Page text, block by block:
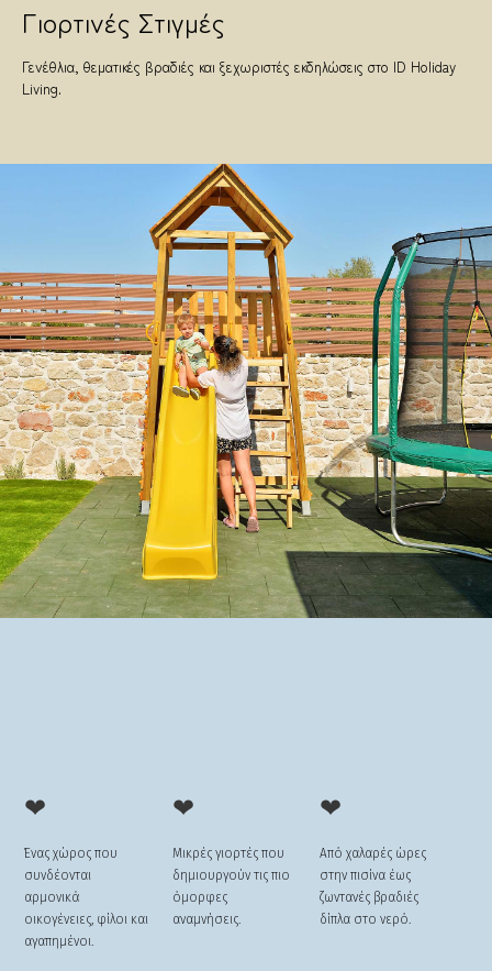
Γιορτινές Στιγμές
Γενέθλια, θεματικές βραδιές και ξεχωριστές εκδηλώσεις στο ID Holiday
Living.
❤
Ένας χώρος που
συνδέονται
αρμονικά
οικογένειες, φίλοι και
αγαπημένοι.
❤
Μικρές γιορτές που
δημιουργούν τις πιο
όμορφες
αναμνήσεις.
❤
Από χαλαρές ώρες
στην πισίνα έως
ζωντανές βραδιές
δίπλα στο νερό.